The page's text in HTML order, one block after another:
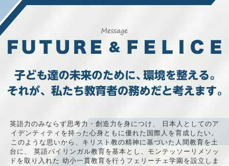
英語力のみならず思考力・創造力を身につけ、
日本人としてのア
イデンティティを持った心身ともに優れた国際人を育成したい。
このような思いから、キリスト教の精神に基づいた人間教育を土
台に、
英語バイリンガル教育を基本とし、モンテッソーリメソッ
ドを取り入れた 幼小一貫教育を行うフェリーチェ学園を設立しま